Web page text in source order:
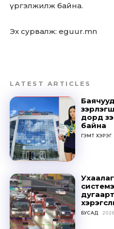
Sing up
to stay
үргэлжилж байна.
Эх сурвалж: eguur.mn
LATEST ARTICLES
дорд
байна
ГЭМТ ХЭРЭГ
БУСАД